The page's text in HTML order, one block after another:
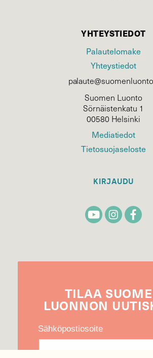
YHTEYSTIEDOT
Palautelomake
Yhteystiedot
Suomen Luonto
Sörnäistenkatu 1
00580 Helsinki
Mediatiedot
Tietosuojaseloste
KIRJAUDU
TILAA
LUONNON
Sähköpostiosoite